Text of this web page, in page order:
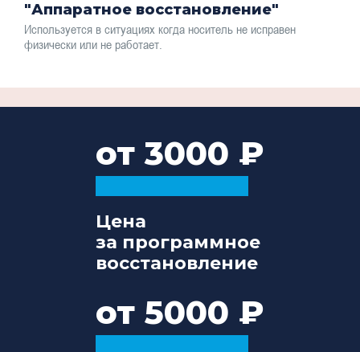
"Аппаратное восстановление"
Используется в ситуациях когда носитель не исправен
физически или не работает.
от 3000
Цена
за программное
восстановление
от 5000